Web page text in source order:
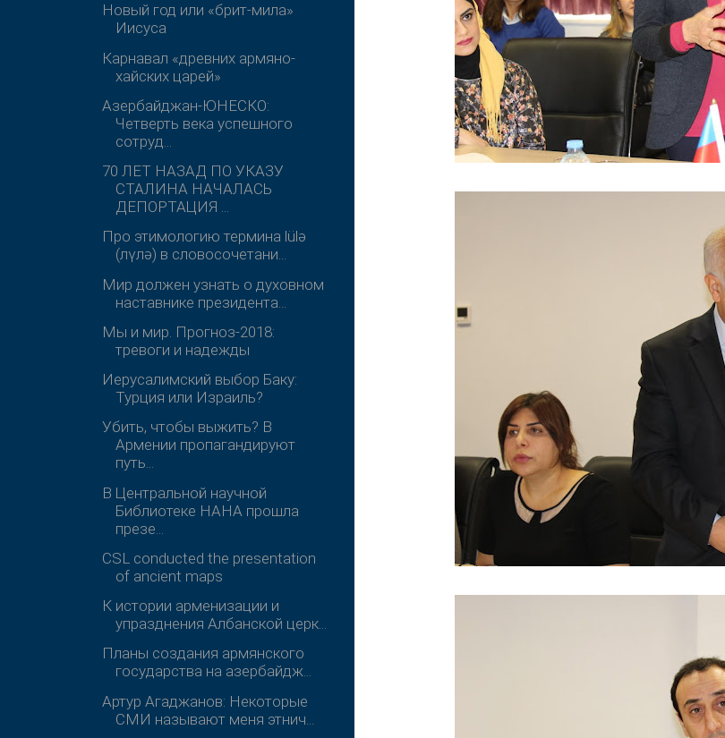
Новый год или «брит-мила»
Иисуса
Карнавал «древних армяно-
хайских царей»
Азербайджан-ЮНЕСКО:
Четверть века успешного
сотруд...
70 ЛЕТ НАЗАД ПО УКАЗУ
СТАЛИНА НАЧАЛАСЬ
ДЕПОРТАЦИЯ ...
Про этимологию термина lülə
(лүлә) в словосочетани...
Мир должен узнать о духовном
наставнике президента...
Мы и мир. Прогноз-2018:
тревоги и надежды
Иерусалимский выбор Баку:
Турция или Израиль?
Убить, чтобы выжить? В
Армении пропагандируют
путь...
В Центральной научной
Библиотеке НАНА прошла
презе...
CSL conducted the presentation
of ancient maps
К истории арменизации и
упразднения Албанской церк...
Планы создания армянского
государства на азербайдж...
Артур Агаджанов: Некоторые
СМИ называют меня этнич...